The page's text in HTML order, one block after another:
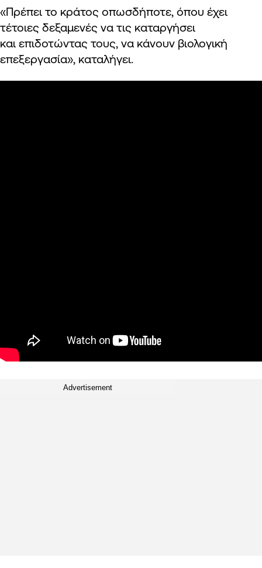
«Πρέπει το κράτος οπωσδήποτε, όπου έχει
τέτοιες δεξαμενές να τις καταργήσει
και επιδοτώντας τους, να κάνουν βιολογική
επεξεργασία», καταλήγει.
Advertisement